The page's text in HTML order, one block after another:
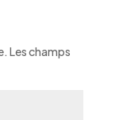
Les champs